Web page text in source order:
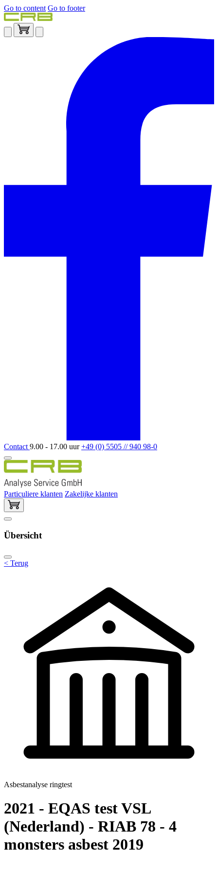
Go to content Go to footer
Contact 9.00 - 17.00 uur+49 (0) 5505 // 940 98-0
Particuliere klanten Zakelijke klanten
Übersicht
< Terug
Asbestanalyse ringtest
2021 - EQAS test VSL
(Nederland) - RIAB 78 - 4
monsters asbest 2019